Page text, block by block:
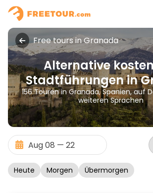
Free tours in Granada
Alternative
Stadtführungen in
156 Touren in Granada, Spanien, auf
weiteren Sprachen
Heute Morgen Übermorgen